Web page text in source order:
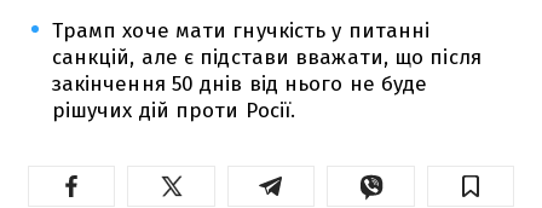
Трамп хоче мати гнучкість у питанні
санкцій, але є підстави вважати, що після
закінчення 50 днів від нього не буде
рішучих дій проти Росії.